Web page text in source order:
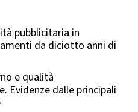
pubblicitaria in
da diciotto anni di
e qualità
Evidenze dalle principali